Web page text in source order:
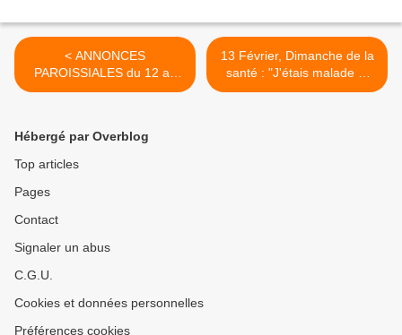
< ANNONCES
PAROISSIALES du 12 au
20 FÉVRIER 2022 -
13 Février, Dimanche de la
santé : "J'étais malade et
vous m'avez visité" >
Hébergé par Overblog
Top articles
Pages
Contact
Signaler un abus
C.G.U.
Cookies et données personnelles
Préférences cookies